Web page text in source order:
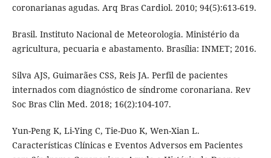
coronarianas agudas. Arq Bras Cardiol. 2010; 94(5):613-619.
Brasil. Instituto Nacional de Meteorologia. Ministério da
agricultura, pecuaria e abastamento. Brasília: INMET; 2016.
Silva AJS, Guimarães CSS, Reis JA. Perfil de pacientes
internados com diagnóstico de síndrome coronariana. Rev
Soc Bras Clin Med. 2018; 16(2):104-107.
Yun-Peng K, Li-Ying C, Tie-Duo K, Wen-Xian L.
Características Clínicas e Eventos Adversos em Pacientes